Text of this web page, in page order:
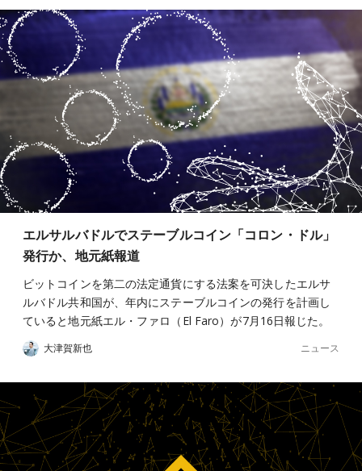
エルサルバドルでステーブルコイン「コロン・ドル」
発行か、地元紙報道
ビットコインを第二の法定通貨にする法案を可決したエルサ
ルバドル共和国が、年内にステーブルコインの発行を計画し
ていると地元紙エル・ファロ（El Faro）が7月16日報じた。
大津賀新也 ニュース